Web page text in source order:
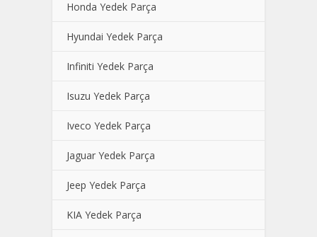
Honda Yedek Parça
Hyundai Yedek Parça
Infiniti Yedek Parça
Isuzu Yedek Parça
Iveco Yedek Parça
Jaguar Yedek Parça
Jeep Yedek Parça
KIA Yedek Parça